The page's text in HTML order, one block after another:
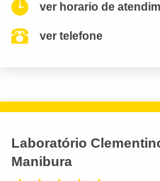
ver horario de
ver telefone
Laboratório
Manibura